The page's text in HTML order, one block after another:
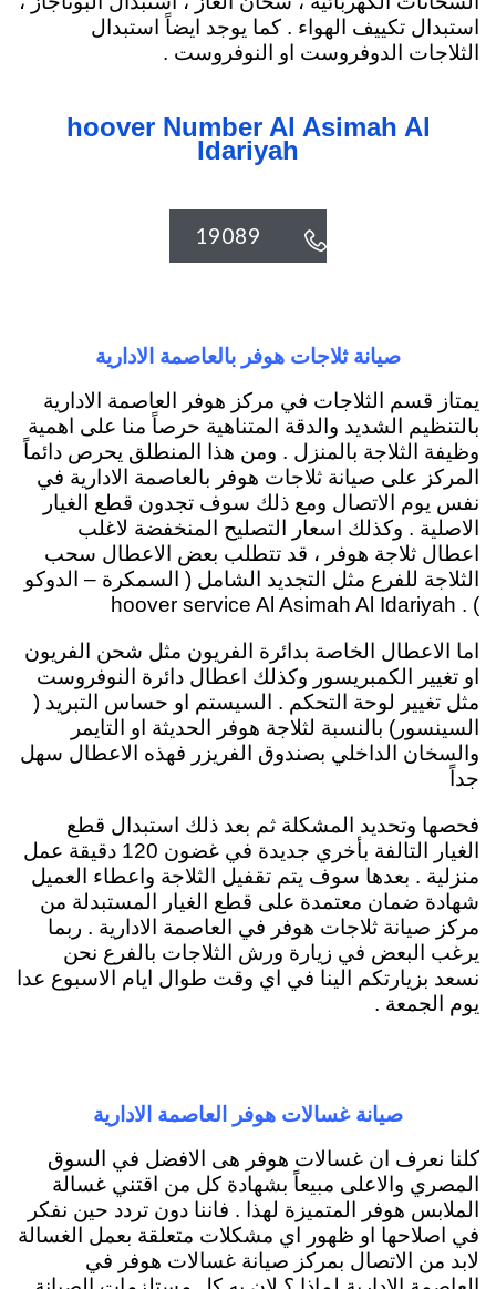
استبدال تكييف الهواء . كما يوجد ايضاً استبدال
الثلاجات الدوفروست او النوفروست .
hoover Number Al Asimah Al
Idariyah

19089
صيانة ثلاجات هوفر بالعاصمة الادارية
يمتاز قسم الثلاجات في مركز هوفر العاصمة الادارية
بالتنظيم الشديد والدقة المتناهية حرصاً منا على اهمية
وظيفة الثلاجة بالمنزل . ومن هذا المنطلق يحرص دائماً
المركز على صيانة ثلاجات هوفر بالعاصمة الادارية في
نفس يوم الاتصال ومع ذلك سوف تجدون قطع الغيار
الاصلية . وكذلك اسعار التصليح المنخفضة لاغلب
اعطال ثلاجة هوفر ، قد تتطلب بعض الاعطال سحب
الثلاجة للفرع مثل التجديد الشامل ( السمكرة – الدوكو
) . hoover service Al Asimah Al Idariyah
اما الاعطال الخاصة بدائرة الفريون مثل شحن الفريون
او تغيير الكمبريسور وكذلك اعطال دائرة النوفروست
مثل تغيير لوحة التحكم . السيستم او حساس التبريد (
السينسور) بالنسبة لثلاجة هوفر الحديثة او التايمر
والسخان الداخلي بصندوق الفريزر فهذه الاعطال سهل
جداً
فحصها وتحديد المشكلة ثم بعد ذلك استبدال قطع
الغيار التالفة بأخري جديدة في غضون 120 دقيقة عمل
منزلية . بعدها سوف يتم تقفيل الثلاجة واعطاء العميل
شهادة ضمان معتمدة على قطع الغيار المستبدلة من
مركز صيانة ثلاجات هوفر في العاصمة الادارية . ربما
يرغب البعض في زيارة ورش الثلاجات بالفرع نحن
نسعد بزيارتكم الينا في اي وقت طوال ايام الاسبوع عدا
يوم الجمعة .
صيانة غسالات هوفر العاصمة الادارية
كلنا نعرف ان غسالات هوفر هى الافضل في السوق
المصري والاعلى مبيعاً بشهادة كل من اقتني غسالة
الملابس هوفر المتميزة لهذا . فاننا دون تردد حين نفكر
في اصلاحها او ظهور اي مشكلات متعلقة بعمل الغسالة
لابد من الاتصال بمركز صيانة غسالات هوفر في